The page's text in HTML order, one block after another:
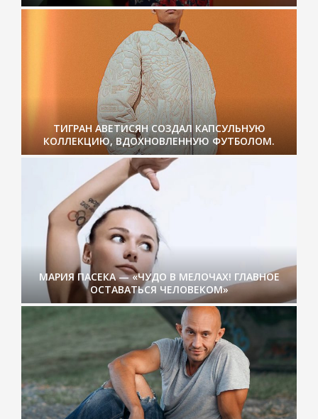
ТИГРАН АВЕТИСЯН СОЗДАЛ КАПСУЛЬНУЮ
КОЛЛЕКЦИЮ, ВДОХНОВЛЕННУЮ ФУТБОЛОМ.
МАРИЯ ПАСЕКА — «ЧУДО В МЕЛОЧАХ! ГЛАВНОЕ
ОСТАВАТЬСЯ ЧЕЛОВЕКОМ»